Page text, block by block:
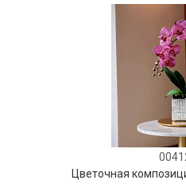
Цветочная